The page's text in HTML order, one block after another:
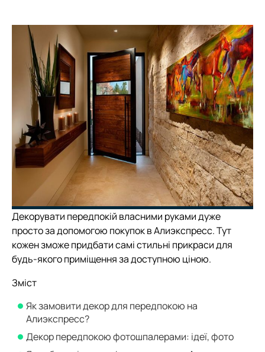
Декорувати передпокій власними руками дуже
просто за допомогою покупок в Алиэкспресс. Тут
кожен зможе придбати самі стильні прикраси для
будь-якого приміщення за доступною ціною.
Зміст
Як замовити декор для передпокою на
Алиэкспресс?
Декор передпокою фотошпалерами: ідеї, фото